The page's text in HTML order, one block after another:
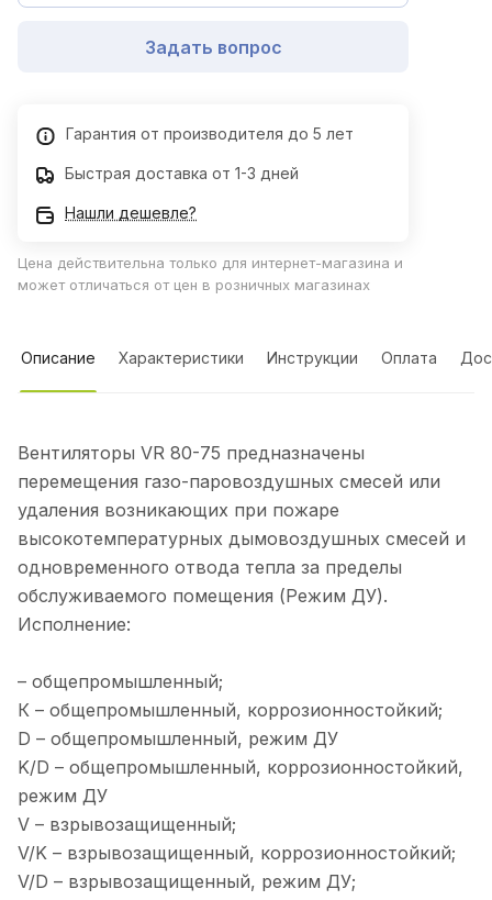
Задать вопрос
Гарантия от производителя до 5 лет
Быстрая доставка от 1-3 дней
Нашли дешевле?
Цена действительна только для интернет-магазина и
может отличаться от цен в розничных магазинах
Описание Характеристики Инструкции Оплата
Вентиляторы VR 80-75 предназначены
перемещения газо-паровоздушных смесей или
удаления возникающих при пожаре
высокотемпературных дымовоздушных смесей и
одновременного отвода тепла за пределы
обслуживаемого помещения (Режим ДУ).
Исполнение:
– общепромышленный;
К – общепромышленный, коррозионностойкий;
D – общепромышленный, режим ДУ
K/D – общепромышленный, коррозионностойкий,
режим ДУ
V – взрывозащищенный;
V/K – взрывозащищенный, коррозионностойкий;
V/D – взрывозащищенный, режим ДУ;